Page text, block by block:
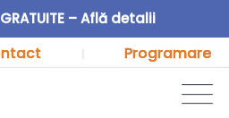
– Află detalii
Programare